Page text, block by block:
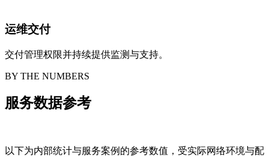
运维交付
交付管理权限并持续提供监测与支持。
BY THE NUMBERS
服务数据参考
以下为内部统计与服务案例的参考数值，受实际网络环境与配